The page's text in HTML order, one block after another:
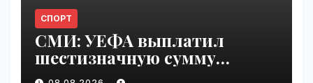
СПОРТ
СМИ: УЕФА выплатил
шестизначную сумму
любовнице Инфантино |